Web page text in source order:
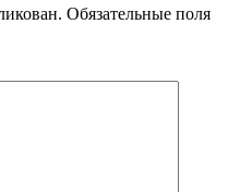
Обязательные поля